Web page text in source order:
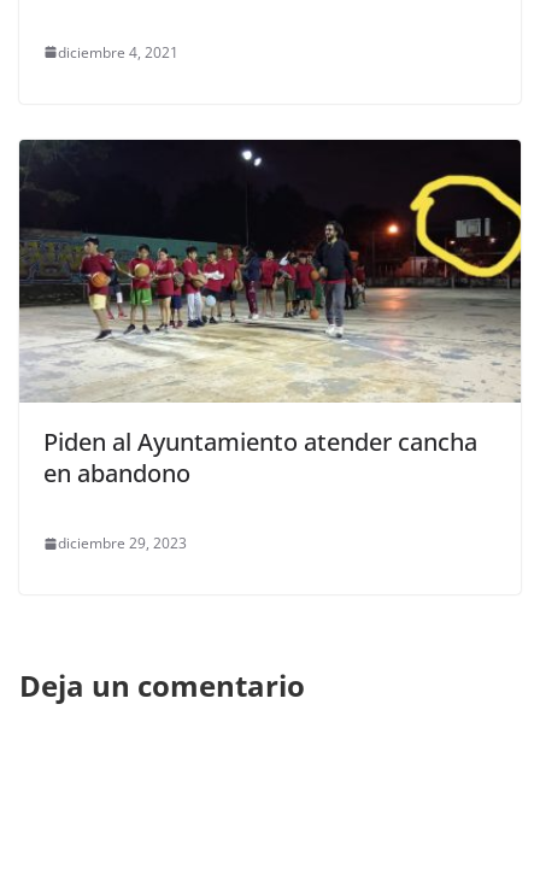
diciembre 4, 2021
Piden al Ayuntamiento atender cancha
en abandono
diciembre 29, 2023
Deja un comentario